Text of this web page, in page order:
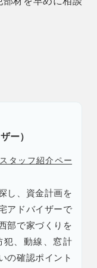
ー）
スタッフ紹介ペー
し、資金計画を
アドバイザーで
部で家づくりを
犯、動線、窓計
の確認ポイント